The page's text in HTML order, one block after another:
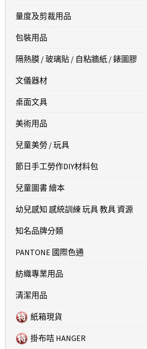
量度及剪裁用品
包裝用品
隔熱膜 / 玻璃貼 / 自粘牆紙 / 錶圖膠
文儀器材
桌面文具
美術用品
兒童美勞 / 玩具
節日手工勞作DIY材料包
兒童圖書 繪本
幼兒感知 感統訓練 玩具 教具 資源
知名品牌分類
PANTONE 國際色通
紡織專業用品
清潔用品
紙箱現貨
掛布咭 HANGER